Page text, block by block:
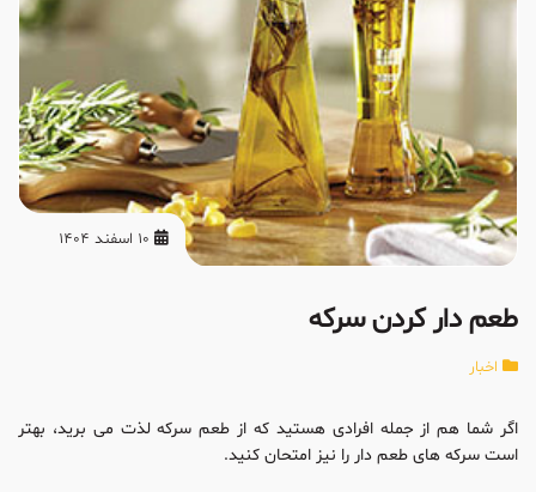
طعم دار کردن سرکه
اخبار
اگر شما هم از جمله افرادی هستید که از طعم سرکه لذت می برید، بهتر
است سرکه های طعم دار را نیز امتحان کنید.